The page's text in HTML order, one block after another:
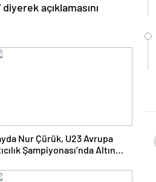
açıklamasını
Nur Çürük, U23 Avrupa
Şampiyonası’nda Altın